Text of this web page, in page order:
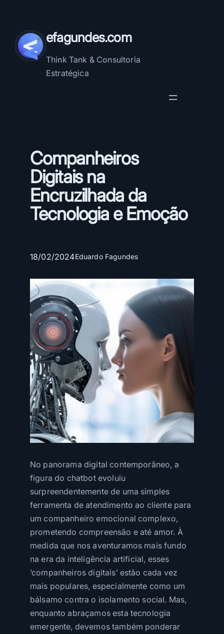
conteúdo
efagundes.com
Think Tank & Consultoria
Estratégica
Companheiros
Digitais na
Encruzilhada da
Tecnologia e Emoção
18/02/2024Eduardo Fagundes
No panorama digital contemporâneo, a
figura do chatbot evoluiu
surpreendentemente de uma simples
ferramenta de atendimento ao cliente para
um companheiro emocional complexo,
prometendo compreensão e até amor. À
medida que nos aventuramos mais fundo
na era da inteligência artificial, esses
‘companheiros digitais’ estão cada vez
mais populares, especialmente como um
bálsamo contra o isolamento social. Mas,
enquanto abraçamos esta tecnologia
emergente, devemos também ponderar